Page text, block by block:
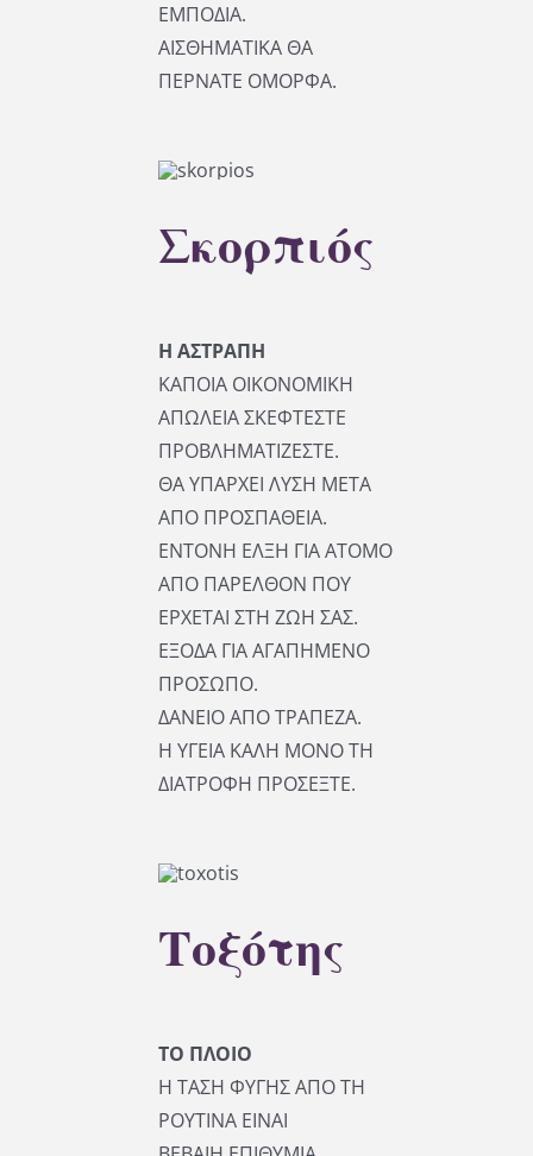
ΕΜΠΟΔΙΑ.
ΑΙΣΘΗΜΑΤΙΚΑ ΘΑ
ΠΕΡΝΑΤΕ ΟΜΟΡΦΑ.
Σκορπιός
Η ΑΣΤΡΑΠΗ
ΚΑΠΟΙΑ ΟΙΚΟΝΟΜΙΚΗ
ΑΠΩΛΕΙΑ ΣΚΕΦΤΕΣΤΕ
ΠΡΟΒΛΗΜΑΤΙΖΕΣΤΕ.
ΘΑ ΥΠΑΡΧΕΙ ΛΥΣΗ ΜΕΤΑ
ΑΠΟ ΠΡΟΣΠΑΘΕΙΑ.
ΕΝΤΟΝΗ ΕΛΞΗ ΓΙΑ ΑΤΟΜΟ
ΑΠΟ ΠΑΡΕΛΘΟΝ ΠΟΥ
ΕΡΧΕΤΑΙ ΣΤΗ ΖΩΗ ΣΑΣ.
ΕΞΟΔΑ ΓΙΑ ΑΓΑΠΗΜΕΝΟ
ΠΡΟΣΩΠΟ.
ΔΑΝΕΙΟ ΑΠΟ ΤΡΑΠΕΖΑ.
Η ΥΓΕΙΑ ΚΑΛΗ ΜΟΝΟ ΤΗ
ΔΙΑΤΡΟΦΗ ΠΡΟΣΕΞΤΕ.
Τοξότης
ΤΟ ΠΛΟΙΟ
Η ΤΑΣΗ ΦΥΓΗΣ ΑΠΟ ΤΗ
ΡΟΥΤΙΝΑ ΕΙΝΑΙ